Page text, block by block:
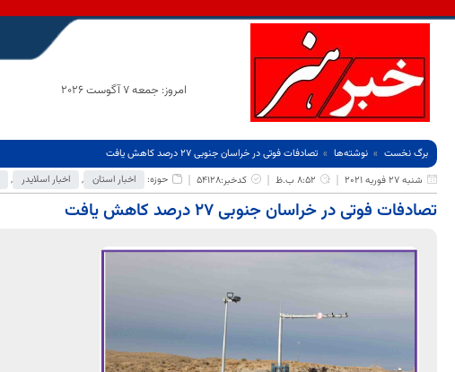
امروز: جمعه 7 آگوست 2026
برگ نخست نوشته‌ها
تصادفات فوتی در خراسان جنوبی ۲۷ درصد کاهش یافت
شنبه 27 فوریه 2021
8:52 ب.ظ کدخبر:54128 حوزه: اخبار استان , اخبار اسلایدر ,
تصادفات فوتی در خراسان جنوبی ۲۷ درصد کاهش یافت